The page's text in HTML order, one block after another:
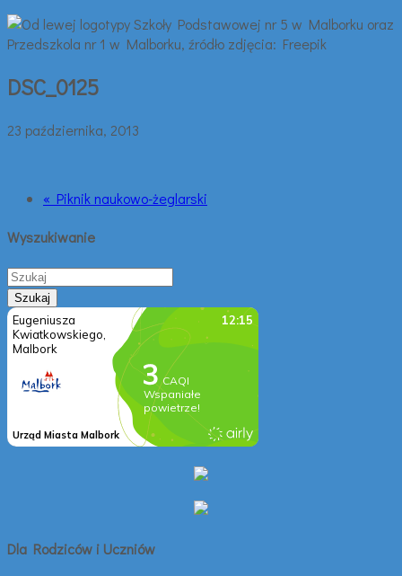
DSC_0125
23 października, 2013
« Piknik naukowo-żeglarski
Wyszukiwanie
Dla Rodziców i Uczniów